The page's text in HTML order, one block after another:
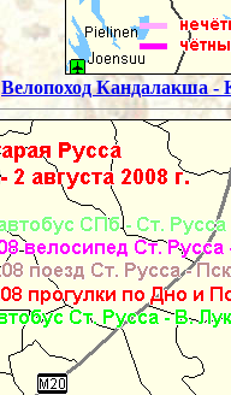
Велопоход Кандалакша -